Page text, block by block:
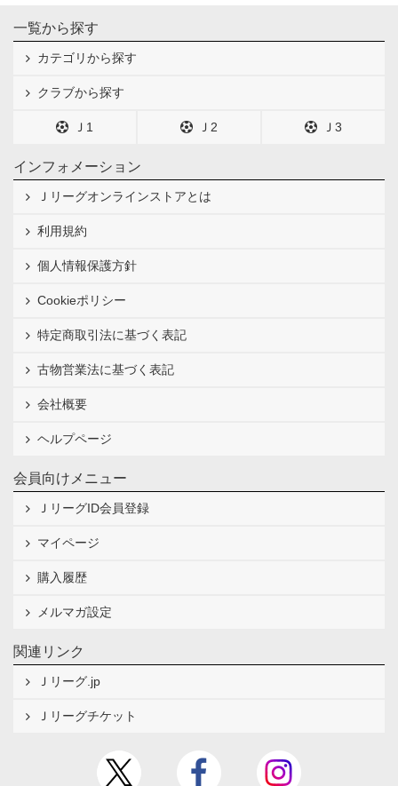
一覧から探す
カテゴリから探す
クラブから探す
Ｊ1 Ｊ2 Ｊ3
インフォメーション
Ｊリーグオンラインストアとは
利用規約
個人情報保護方針
Cookieポリシー
特定商取引法に基づく表記
古物営業法に基づく表記
会社概要
ヘルプページ
会員向けメニュー
ＪリーグID会員登録
マイページ
購入履歴
メルマガ設定
関連リンク
Ｊリーグ.jp
Ｊリーグチケット